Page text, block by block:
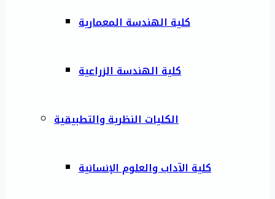
كلية الهندسة المعمارية
كلية الهندسة الزراعية
الكليات النظرية والتطبيقية
كلية الآداب والعلوم الإنسانية